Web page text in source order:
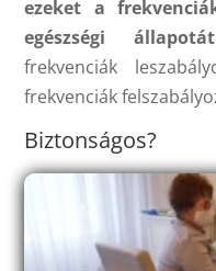
ezeket a
egészségi állapotát
frekvenciák
frekvenciák
Biztonságos?